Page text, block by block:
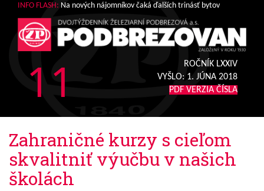
INFO FLASH: Na nových nájomníkov čaká ďalších trinásť bytov
11
ROČNÍK LXXIV
VYŠLO: 1. JÚNA 2018
PDF VERZIA ČÍSLA
Zahraničné kurzy s cieľom
skvalitniť výučbu v našich
školách